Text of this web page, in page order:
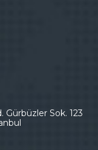
Gürbüzler Sok. 123